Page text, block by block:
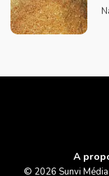
A
© 2026 Sunvi